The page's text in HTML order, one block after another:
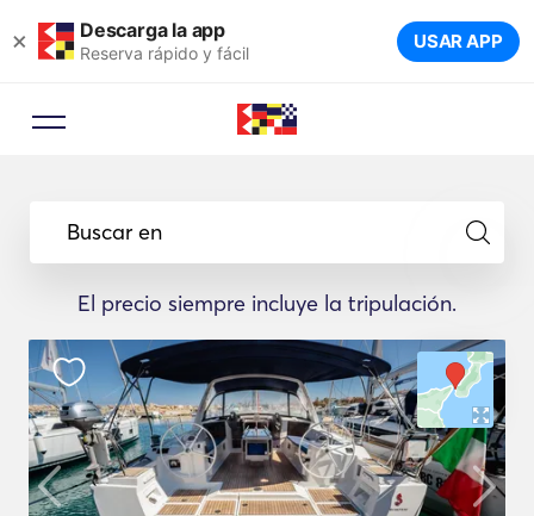
× Descarga la app
Reserva rápido y fácil USAR APP
Buscar en
El precio siempre incluye la tripulación.